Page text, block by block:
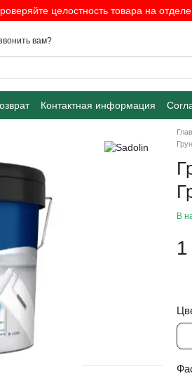
целостность товара на
вам?
Контактная информация
В